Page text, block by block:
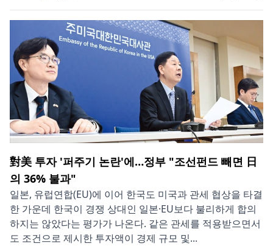
對美 투자 '퍼주기 논란'에…정부 "조선펀드 빼면 日
의 36% 불과"
일본, 유럽연합(EU)에 이어 한국도 미국과 관세 협상을 타결
한 가운데 한국이 경쟁 상대인 일본·EU보다 불리하게 합의
하지는 않았다는 평가가 나온다. 같은 관세를 적용받으면서
도 조건으로 제시한 투자액이 경제 규모 및...